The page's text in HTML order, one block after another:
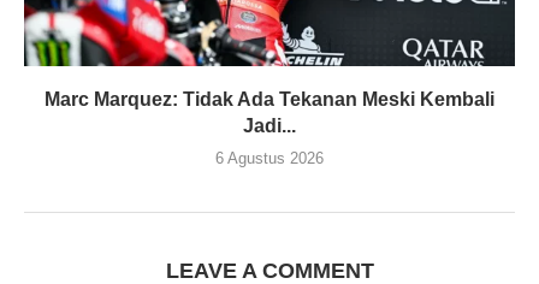
Marc Marquez: Tidak Ada Tekanan Meski Kembali
Jadi...
6 Agustus 2026
LEAVE A COMMENT